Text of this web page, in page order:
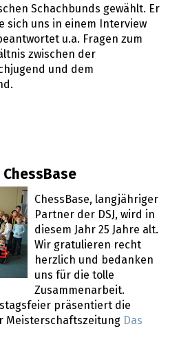
Schachbunds gewählt. Er
sich uns in einem Interview
u.a. Fragen zum
zwischen der
und dem
ChessBase, langjähriger
Partner der DSJ, wird in
diesem Jahr 25 Jahre alt.
Wir gratulieren recht
herzlich und bedanken
uns für die tolle
Zusammenarbeit.
präsentiert die
Meisterschaftszeitung Das